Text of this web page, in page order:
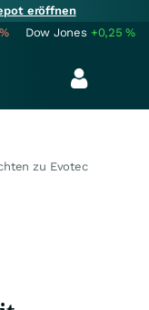
eröffnen
% Dow Jones +0,25%
zu Evotec